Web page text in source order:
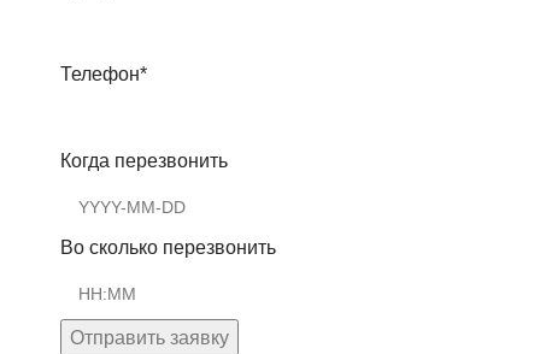
Телефон*
Когда перезвонить
Во сколько перезвонить
Отправить заявку